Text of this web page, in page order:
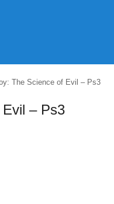
The Science of Evil – Ps3
– Ps3